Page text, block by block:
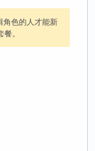
角色的人才能新
。